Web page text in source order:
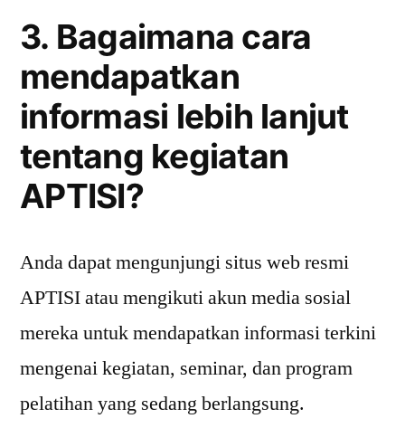
3. Bagaimana cara
mendapatkan
informasi lebih lanjut
tentang kegiatan
APTISI?
Anda dapat mengunjungi situs web resmi
APTISI atau mengikuti akun media sosial
mereka untuk mendapatkan informasi terkini
mengenai kegiatan, seminar, dan program
pelatihan yang sedang berlangsung.